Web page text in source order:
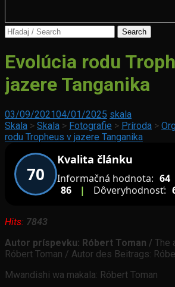
Search
Podobné
ryby
Evolúcia rodu
jazere Tanganika
Čo
obnáša
akvaristika
03/09/202104/01/2025 skala
Skala > Skala > Fotografie > Príroda >
rodu Tropheus v jazere Tanganika
70
Kvalita článku
Informačná hodnota: 64
86
| Dôveryhodnosť:
Hits: 7843
Autor príspevku: Róbert Toman / The
Róbert Toman / Autor des Beitrags:
Mwandishi wa makala: Róbert Toman